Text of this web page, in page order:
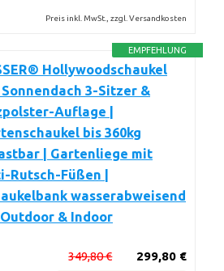
Preis inkl. MwSt., zzgl. Versandkosten
EMPFEHLUNG
Hollywoodschaukel
3-Sitzer &
Auflage |
bis 360kg
| Gartenliege mit
Rutsch-Füßen |
wasserabweisend
& Indoor
299,80 €
349,80 €